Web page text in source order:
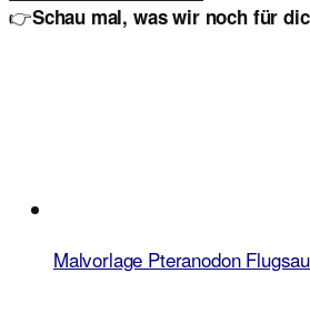
👉Schau mal, was wir noch für
Malvorlage Pteranodon